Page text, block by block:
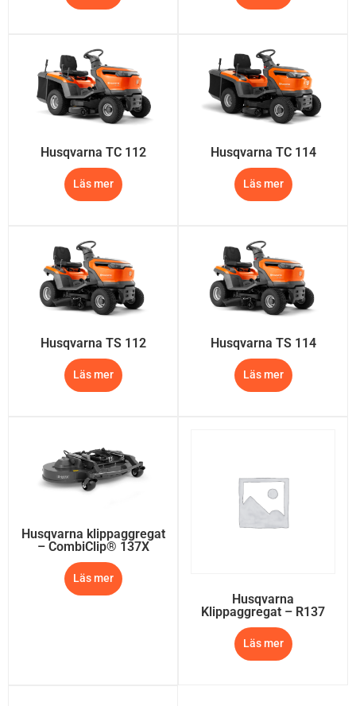
Husqvarna TC 112
Läs mer
Husqvarna TC 114
Läs mer
Husqvarna TS 112
Läs mer
Husqvarna TS 114
Läs mer
Husqvarna klippaggregat
– CombiClip® 137X
Läs mer
Husqvarna
Klippaggregat – R137
Läs mer